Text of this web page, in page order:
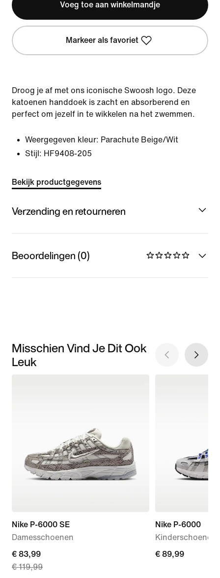
Voeg toe aan winkelmandje
Markeer als favoriet
Droog je af met ons iconische Swoosh logo. Deze
katoenen handdoek is zacht en absorberend en
perfect om jezelf in te wikkelen na het zwemmen.
Weergegeven kleur: Parachute Beige/Wit
Stijl: HF9408-205
Bekijk productgegevens
Verzending en retourneren
Beoordelingen (0)
Misschien Vind Je Dit Ook
Leuk
Nike P-6000 SE
Damesschoenen
current
price
€ 83,99
€ 119,99
Nike P-6000
Kinderschoenen
€ 89,99
€ 89,99